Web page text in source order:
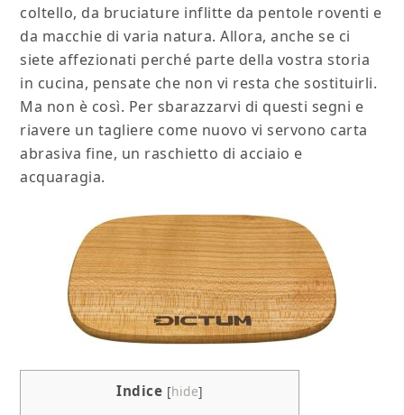
coltello, da bruciature inflitte da pentole roventi e
da macchie di varia natura. Allora, anche se ci
siete affezionati perché parte della vostra storia
in cucina, pensate che non vi resta che sostituirli.
Ma non è così. Per sbarazzarvi di questi segni e
riavere un tagliere come nuovo vi servono carta
abrasiva fine, un raschietto di acciaio e
acquaragia.
Indice [hide]